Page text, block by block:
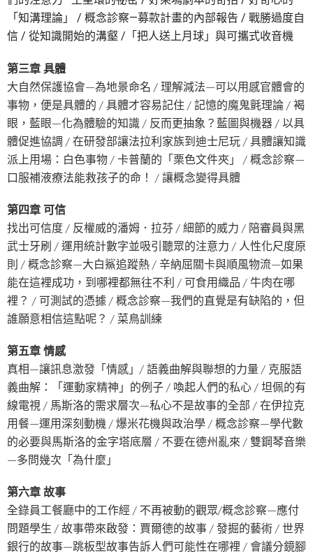
「知溝理論」 / 概念診察—募款計畫的內部報告 / 戰勝過度自
信 / 從知識開始的溝壑 /「把人送上月球」與可攜式收音機
第三章 具體
大自然保護協會—為地景命名 / 理解減法—可以用感官體會的
事物，便是具體的 / 具體才容易記住 / 記憶的魔鬼氈理論 / 褐
眼，藍眼—化為體驗的知識 / 反而更抽象？藍圖與機器 / 以具
體促進協調 / 在研發部讓法拉利家族到迪士尼玩 / 具體讓知識
派上用場：白色事物 / 卡普蘭的「栗色文件夾」 / 概念診察—
口服補液療法能救孩子的命！ / 讓概念變得具體
第四章 可信
找出可信度 / 反權威的潘姆．拉芬 / 細節的威力 / 陪審員與黑
武士牙刷 / 運用統計數字並吸引聽眾的注意力 / 人性化尺度原
則 / 概念診察—大白鯊追蹤熱 / 辛納屈關卡與順風物流—如果
能在這裡成功，到哪裡都無往不利 / 可食用織品 / 牛肉在哪
裡？ / 可測試的憑據 / 概念診察—我們的直覺是有缺陷的，但
誰願意相信這點呢？ / 菜鳥訓練
第五章 情感
真相—讓訊息激發「情感」/ 語義曲解與聯想的力量 / 克服語
義曲解：「運動家精神」的例子 / 喚起人們的私心 / 坦佩的有
線電視 / 馬斯洛的需求層次—私心不是故事的全部 / 在伊拉克
用餐—運用深刻動機 / 爆米花機與政治學 / 概念診察—學代數
的必要與馬斯洛的金字塔底層 / 不要在德州亂來 / 雙鋼琴音樂
—多問幾次「為什麼」
第六章 故事
全錄員工餐廳中的工作經 / 不再被動的觀眾/概念診察—應付
問題學生 / 故事帶來啟發：賈爾德的故事 / 發掘的藝術 / 世界
銀行的故事—跳板型故事告訴人們可能性在哪裡 / 會議分鏡腳